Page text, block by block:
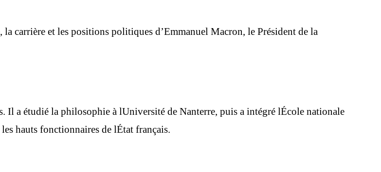
carrière et les positions politiques d’Emmanuel Macron, le Président de la
Il a étudié la philosophie à lUniversité de Nanterre, puis a intégré lÉcole nationale
hauts fonctionnaires de lÉtat français.